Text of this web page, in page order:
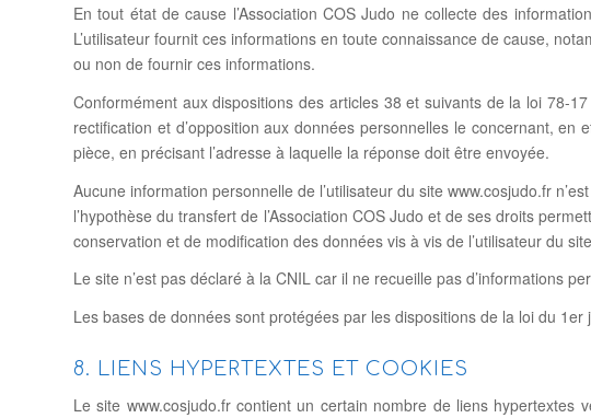
En tout état de cause l’Association COS Judo ne collecte des
L’utilisateur fournit ces informations en toute connaissance de cause,
ou non de fournir ces informations.
Conformément aux dispositions des articles 38 et suivants de la loi 78-
rectification et d’opposition aux données personnelles le concernant,
pièce, en précisant l’adresse à laquelle la réponse doit être envoyée.
Aucune information personnelle de l’utilisateur du site www.cosjudo.fr
l’hypothèse du transfert de l’Association COS Judo et de ses droits
conservation et de modification des données vis à vis de l’utilisateur du
Le site n’est pas déclaré à la CNIL car il ne recueille pas d’informations
Les bases de données sont protégées par les dispositions de la loi du
8. LIENS HYPERTEXTES ET COOKIES
Le site www.cosjudo.fr contient un certain nombre de liens hypertextes